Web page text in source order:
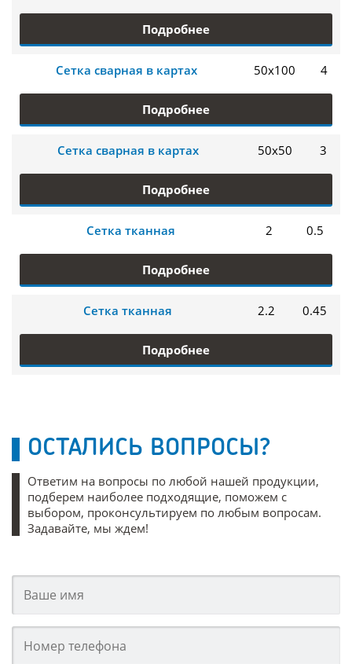
Подробнее
Сетка сварная в картах 50х100 4
Подробнее
Сетка сварная в картах 50х50 3
Подробнее
Сетка тканная 2 0.5
Подробнее
Сетка тканная 2.2 0.45
Подробнее
ОСТАЛИСЬ ВОПРОСЫ?
Ответим на вопросы по любой нашей продукции,
подберем наиболее подходящие, поможем с
выбором, проконсультируем по любым вопросам.
Задавайте, мы ждем!